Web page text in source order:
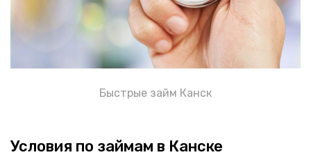
Быстрые займ Канск
Условия по займам в Канске